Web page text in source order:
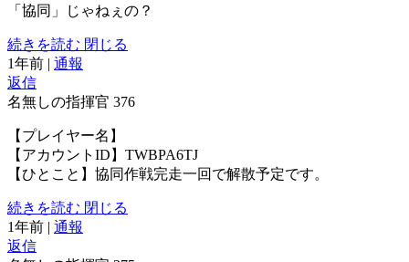
「協同」じゃねぇの？
続きを読む 閉じる
1年前 | 通報
返信
名無しの指揮官 376
【プレイヤー名】
【アカウントID】TWBPA6TJ
【ひとこと】協同作戦完走一回で解散予定です。
続きを読む 閉じる
1年前 | 通報
返信